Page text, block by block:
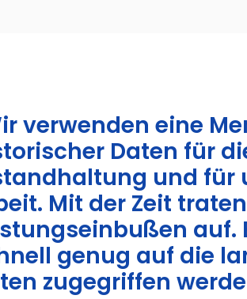
verwenden eine
Daten für
und für
Mit der Zeit
auf.
genug auf die
zugegriffen